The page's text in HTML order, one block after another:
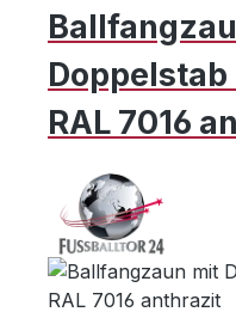
RAL 7016
Bildergalerie